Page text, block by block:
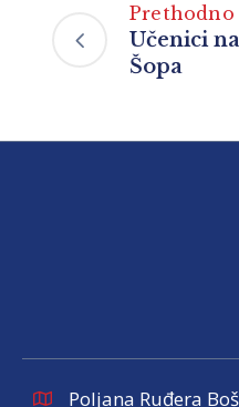
Prethodno
Učenici
Šopa
Poljana Ruđera